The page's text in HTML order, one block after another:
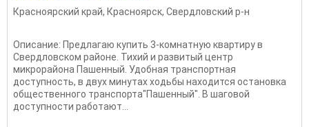
Красноярский край, Красноярск, Свердловский р-н
Описание: Предлагаю купить 3-комнатную квартиру в
Свердловском районе. Тихий и развитый центр
микрорайона Пашенный. Удобная транспортная
доступность, в двух минутах ходьбы находится остановка
общественного транспорта"Пашенный". В шаговой
доступности работают...